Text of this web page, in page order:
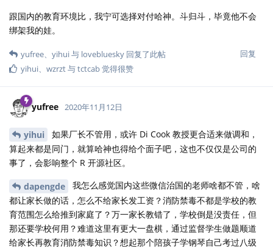
跟国内的教育环境比，我宁可选择对付哈神。斗归斗，毕竟他不会
绑架我的娃。
回复
yufree yihui与 lovebluesky 回复了此帖
yihui
wzrzt与tctcab觉得很赞
yufree 2020年11月12日
yihui
如果厂长不管用，或许 Di Cook 教授更合适来做调和，
算起来都是同门，就算哈神也得给个面子吧，这也不仅仅是公司的
事了，会影响整个 R 开源社区。
dapengde
我怎么感觉国内这些微信治国的老师啥都不管，啥
都让家长做的话，怎么不给家长发工资？消防禁毒不都是学校的教
育范围怎么给推到家庭了？万一家长教错了，学校倒是没责任，但
那还要学校何用？难道这里有更大一盘棋，通过监督学生做题顺道
给家长再教育消防禁毒知识？想起那个陪孩子学钢琴自己考过八级